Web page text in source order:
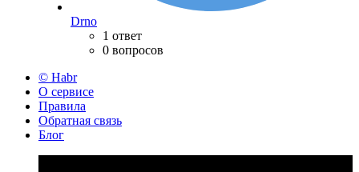
Drno
1 ответ
0 вопросов
© Habr
О сервисе
Правила
Обратная связь
Блог